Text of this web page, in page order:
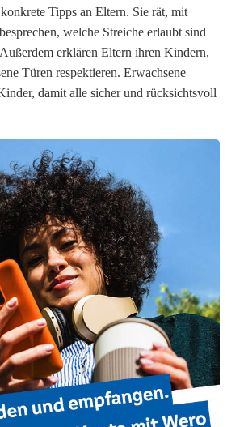
Tipps an Eltern. Sie rät, mit
welche Streiche erlaubt sind
erklären Eltern ihren Kindern,
Türen respektieren. Erwachsene
damit alle sicher und rücksichtsvoll